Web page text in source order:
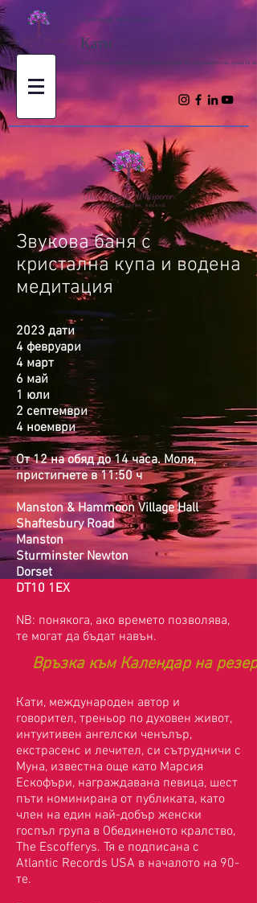
Кати
Духовни ченълинги с
Носете вдъхновение и духовни учения за пътуването на душата ви
Звукова баня с
кристална купа и водена
медитация
2023 дати
4 февруари
4 март
6 май
1 юли
2 септември
4 ноември
От 12 на обяд до 14 часа. Моля,
пристигнете в 11:50 ч
Manston & Hammoon Village Hall
Shaftesbury Road
Manston
Sturminster Newton
Dorset
DT10 1EX
NB: понякога, ако времето позволява,
те могат да бъдат навън.
Връзка към Календар на
Кати, международен автор и
говорител, треньор по духовен живот,
интуитивен ангелски ченълър,
екстрасенс и лечител, си сътрудничи с
Муна, известна още като Марсия
Ескофъри, награждавана певица, шест
пъти номинирана от публиката, като
член на един най-добър женски
госпъл група в Обединеното кралство,
The Escofferys. Тя е подписана с
Atlantic Records USA в началото на 90-
те.